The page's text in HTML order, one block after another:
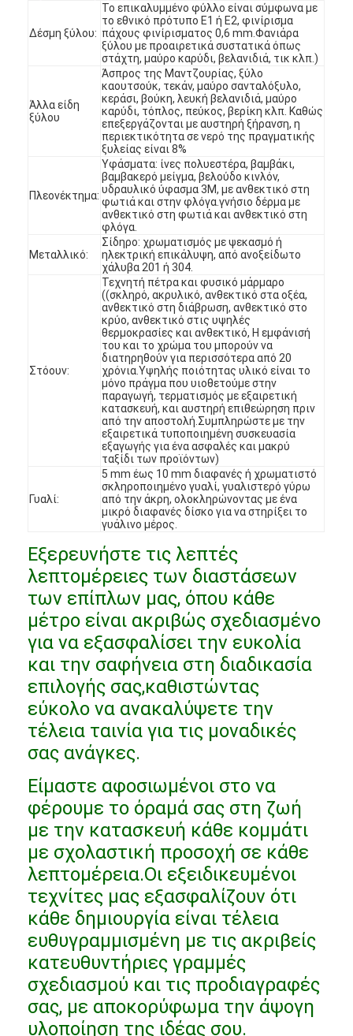
Εμφάνιση VR
Σχετικά με εμάς
Επισκέψεις στο εργοστάσιο
Έλεγχος Ποιότητας
Επικοινωνήστε μαζί μας
Υποθέσεις
Ερωτήσεις
Συνομιλία τώρα
Έπιπλα ξενοδοχείων
Έπιπλα βίλας
Έπιπλα διαμερισμάτων
Έπιπλα εμπορικών συλλόγων
Έπιπλα τραπεζαρίας
Έπιπλα γραφείου
Έπιπλα Σταθερής Τοποθέτησης
Επικαλυμμένα έπιπλα
Δέσμη ξύλου:
Το επικαλυμμένο φύλλο είναι σύμφωνα με
το εθνικό πρότυπο E1 ή E2, φινίρισμα
πάχους φινίρισματος 0,6 mm.Φανιάρα
ξύλου με προαιρετικά συστατικά όπως
στάχτη, μαύρο καρύδι, βελανιδιά, τικ κλπ.)
Άλλα είδη
ξύλου
Άσπρος της Μαντζουρίας, ξύλο
καουτσούκ, τεκάν, μαύρο σανταλόξυλο,
κεράσι, βούκη, λευκή βελανιδιά, μαύρο
καρύδι, τόπλος, πεύκος, βερίκη κλπ. Καθώς
επεξεργάζονται με αυστηρή ξήρανση, η
περιεκτικότητα σε νερό της πραγματικής
ξυλείας είναι 8%
Πλεονέκτημα:
Υφάσματα: ίνες πολυεστέρα, βαμβάκι,
βαμβακερό μείγμα, βελούδο κινλόν,
υδραυλικό ύφασμα 3M, με ανθεκτικό στη
φωτιά και στην φλόγα.γνήσιο δέρμα με
ανθεκτικό στη φωτιά και ανθεκτικό στη
φλόγα.
Μεταλλικό:
Σίδηρο: χρωματισμός με ψεκασμό ή
ηλεκτρική επικάλυψη, από ανοξείδωτο
χάλυβα 201 ή 304.
Στόουν:
Τεχνητή πέτρα και φυσικό μάρμαρο
((σκληρό, ακρυλικό, ανθεκτικό στα οξέα,
ανθεκτικό στη διάβρωση, ανθεκτικό στο
κρύο, ανθεκτικό στις υψηλές
θερμοκρασίες και ανθεκτικό, Η εμφάνισή
του και το χρώμα του μπορούν να
διατηρηθούν για περισσότερα από 20
χρόνια.Υψηλής ποιότητας υλικό είναι το
μόνο πράγμα που υιοθετούμε στην
παραγωγή, τερματισμός με εξαιρετική
κατασκευή, και αυστηρή επιθεώρηση πριν
από την αποστολή.Συμπληρώστε με την
εξαιρετικά τυποποιημένη συσκευασία
εξαγωγής για ένα ασφαλές και μακρύ
ταξίδι των προϊόντων)
Γυαλί:
5 mm έως 10 mm διαφανές ή χρωματιστό
σκληροποιημένο γυαλί, γυαλιστερό γύρω
από την άκρη, ολοκληρώνοντας με ένα
μικρό διαφανές δίσκο για να στηρίξει το
γυάλινο μέρος.
Εξερευνήστε τις λεπτές
λεπτομέρειες των διαστάσεων
των επίπλων μας, όπου κάθε
μέτρο είναι ακριβώς σχεδιασμένο
για να εξασφαλίσει την ευκολία
και την σαφήνεια στη διαδικασία
επιλογής σας,καθιστώντας
εύκολο να ανακαλύψετε την
τέλεια ταινία για τις μοναδικές
σας ανάγκες.
Είμαστε αφοσιωμένοι στο να
φέρουμε το όραμά σας στη ζωή
με την κατασκευή κάθε κομμάτι
με σχολαστική προσοχή σε κάθε
λεπτομέρεια.Οι εξειδικευμένοι
τεχνίτες μας εξασφαλίζουν ότι
κάθε δημιουργία είναι τέλεια
ευθυγραμμισμένη με τις ακριβείς
κατευθυντήριες γραμμές
σχεδιασμού και τις προδιαγραφές
σας, με αποκορύφωμα την άψογη
υλοποίηση της ιδέας σου.